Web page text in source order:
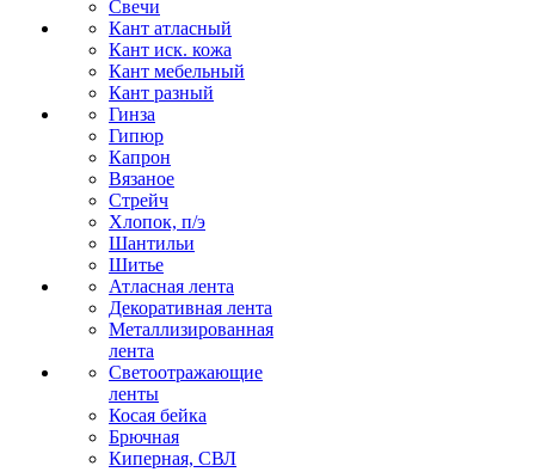
Свечи
Кант атласный
Кант иск. кожа
Кант мебельный
Кант разный
Гинза
Гипюр
Капрон
Вязаное
Стрейч
Хлопок, п/э
Шантильи
Шитье
Атласная лента
Декоративная лента
Металлизированная
лента
Светоотражающие
ленты
Косая бейка
Брючная
Киперная, СВЛ